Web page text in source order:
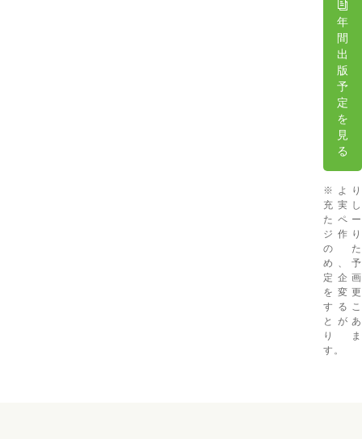
年
間
出
版
予
定
を
見
る
※より
充実し
たペー
ジ作り
のた
め、予
定企画
を変更
するこ
とがあ
りま
す。